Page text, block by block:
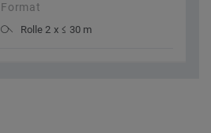
Format
Rolle 2 x ≤ 30 m